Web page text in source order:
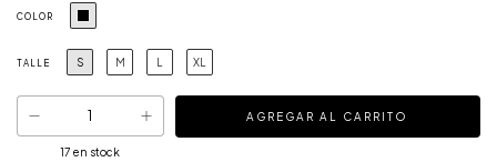
COLOR
TALLE S M L XL
17 en stock